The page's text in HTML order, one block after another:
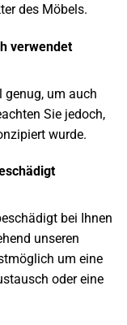
des Möbels.
verwendet
um auch
Sie jedoch,
wurde.
bei Ihnen
unseren
um eine
oder eine